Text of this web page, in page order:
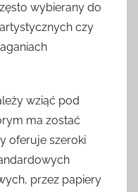
wybierany do
czy
wziąć pod
ma zostać
oferuje szeroki
przez papiery